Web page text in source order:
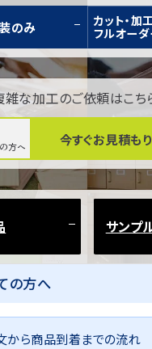
のみ
カット・加
フルオーダ
雑な加工のご依頼はこち
方へ 今すぐお見積も
サンプ
の方へ
から商品到着までの流れ